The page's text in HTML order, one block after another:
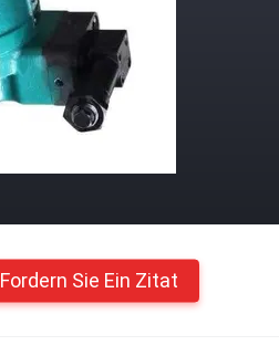
Fordern Sie Ein Zitat